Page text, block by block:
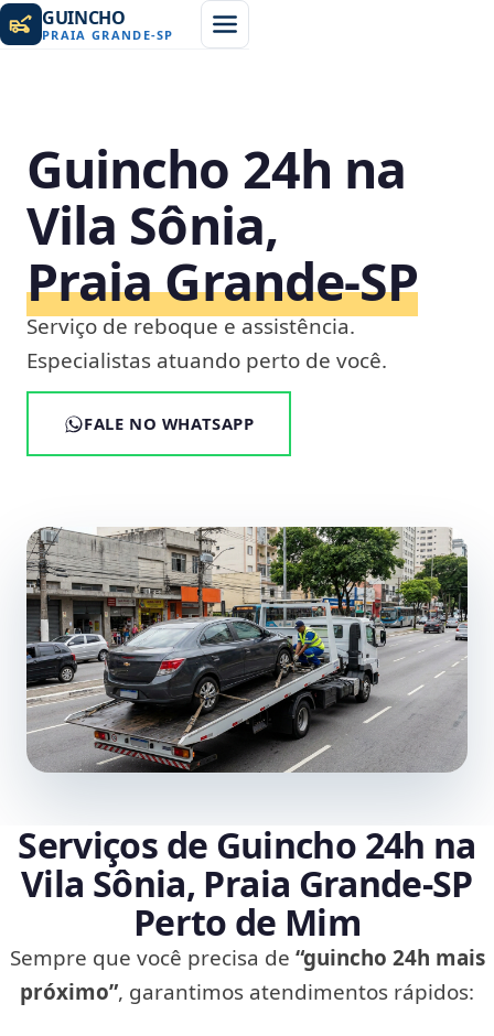
GUINCHO
PRAIA GRANDE-SP
Guincho 24h na
Vila Sônia,
Praia Grande‑SP
Serviço de reboque e assistência.
Especialistas atuando perto de você.
FALE NO WHATSAPP
Serviços de Guincho 24h na
Vila Sônia, Praia Grande‑SP
Perto de Mim
Sempre que você precisa de “guincho 24h mais
próximo”, garantimos atendimentos rápidos: